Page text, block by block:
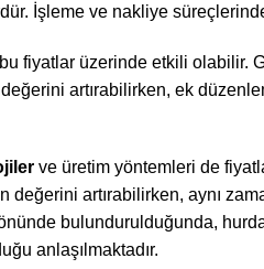
İşleme ve nakliye
fiyatlar üzerinde etkili olabilir.
artırabilirken, ek
ve üretim yöntemleri de
değerini artırabilirken, aynı
bulundurulduğunda,
anlaşılmaktadır.